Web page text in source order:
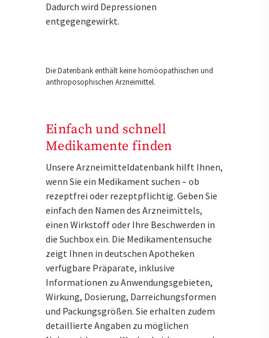
Dadurch wird Depressionen
entgegengewirkt.
Die Datenbank enthält keine homöopathischen und
anthroposophischen Arzneimittel.
Einfach und schnell
Medikamente finden
Unsere Arzneimitteldatenbank hilft Ihnen,
wenn Sie ein Medikament suchen – ob
rezeptfrei oder rezeptpflichtig. Geben Sie
einfach den Namen des Arzneimittels,
einen Wirkstoff oder Ihre Beschwerden in
die Suchbox ein. Die Medikamentensuche
zeigt Ihnen in deutschen Apotheken
verfügbare Präparate, inklusive
Informationen zu Anwendungsgebieten,
Wirkung, Dosierung, Darreichungsformen
und Packungsgrößen. Sie erhalten zudem
detaillierte Angaben zu möglichen